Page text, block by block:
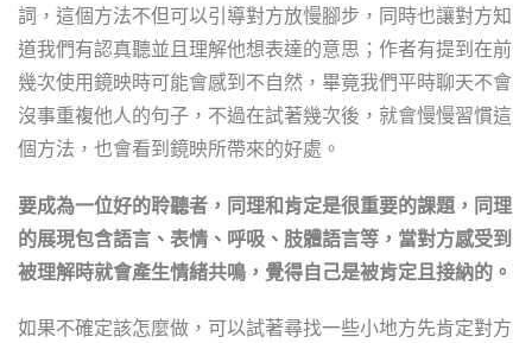
詞，這個方法不但可以引導對方放慢腳步，同時也讓對方知
道我們有認真聽並且理解他想表達的意思；作者有提到在前
幾次使用鏡映時可能會感到不自然，畢竟我們平時聊天不會
沒事重複他人的句子，不過在試著幾次後，就會慢慢習慣這
個方法，也會看到鏡映所帶來的好處。
要成為一位好的聆聽者，同理和肯定是很重要的課題，同理
的展現包含語言、表情、呼吸、肢體語言等，當對方感受到
被理解時就會產生情緒共鳴，覺得自己是被肯定且接納的。
如果不確定該怎麼做，可以試著尋找一些小地方先肯定對方